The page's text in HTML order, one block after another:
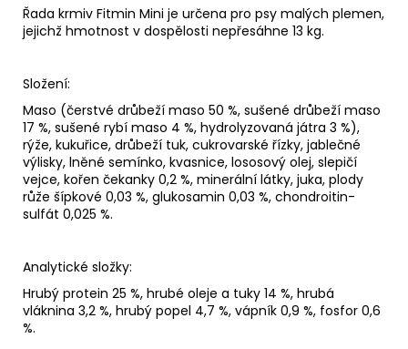
Řada krmiv Fitmin Mini je určena pro psy malých plemen,
jejichž hmotnost v dospělosti nepřesáhne 13 kg.
Složení:
Maso (čerstvé drůbeží maso 50 %, sušené drůbeží maso
17 %, sušené rybí maso 4 %, hydrolyzovaná játra 3 %),
rýže, kukuřice, drůbeží tuk, cukrovarské řízky, jablečné
výlisky, lněné semínko, kvasnice, lososový olej, slepičí
vejce, kořen čekanky 0,2 %, minerální látky, juka, plody
růže šípkové 0,03 %, glukosamin 0,03 %, chondroitin-
sulfát 0,025 %.
Analytické složky:
Hrubý protein 25 %, hrubé oleje a tuky 14 %, hrubá
vláknina 3,2 %, hrubý popel 4,7 %, vápník 0,9 %, fosfor 0,6
%.